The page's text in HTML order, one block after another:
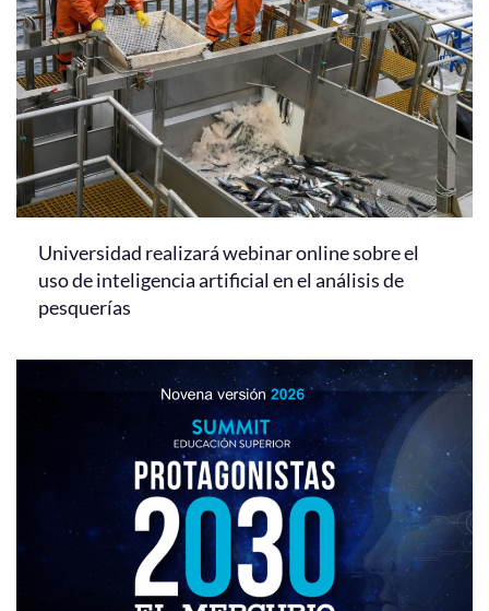
Universidad realizará webinar online sobre el
uso de inteligencia artificial en el análisis de
pesquerías